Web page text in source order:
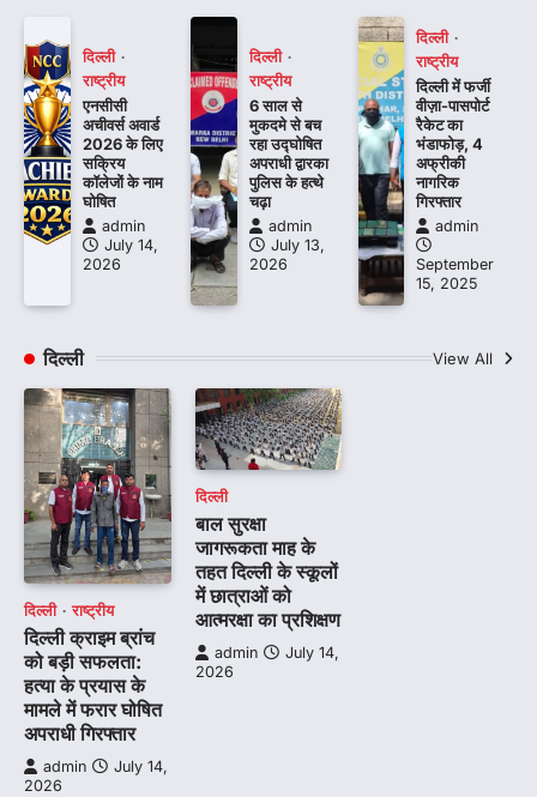
दिल्ली
राष्ट्रीय
एनसीसी
अचीवर्स अवार्ड
2026 के लिए
सक्रिय
कॉलेजों के नाम
घोषित
admin
July 14,
2026
दिल्ली
राष्ट्रीय
6 साल से
मुकदमे से बच
रहा उद्घोषित
अपराधी द्वारका
पुलिस के हत्थे
चढ़ा
admin
July 13,
2026
दिल्ली
राष्ट्रीय
दिल्ली में फर्जी
वीज़ा-पासपोर्ट
रैकेट का
भंडाफोड़, 4
अफ्रीकी
नागरिक
गिरफ्तार
admin
September
15, 2025
दिल्ली View All
दिल्ली राष्ट्रीय
दिल्ली क्राइम ब्रांच
को बड़ी सफलता:
हत्या के प्रयास के
मामले में फरार घोषित
अपराधी गिरफ्तार
admin
July 14,
2026
दिल्ली
बाल सुरक्षा
जागरूकता माह के
तहत दिल्ली के स्कूलों
में छात्राओं को
आत्मरक्षा का प्रशिक्षण
admin
July 14,
2026